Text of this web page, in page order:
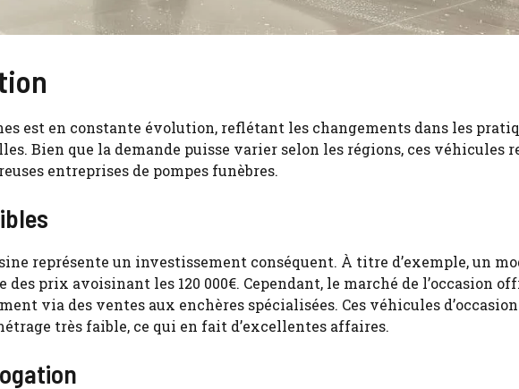
est en constante évolution, reflétant les changements dans les
Bien que la demande puisse varier selon les régions, ces véhicules
entreprises de pompes funèbres.
représente un investissement conséquent. À titre d’exemple, un
prix avoisinant les 120 000€. Cependant, le marché de l’occasion
via des ventes aux enchères spécialisées. Ces véhicules d’occasion
très faible, ce qui en fait d’excellentes affaires.